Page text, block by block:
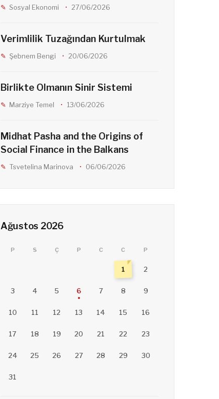
Sosyal Ekonomi 27/06/2026
Verimlilik Tuzağından Kurtulmak
Şebnem Bengi 20/06/2026
Birlikte Olmanın Sinir Sistemi
Marziye Temel 13/06/2026
Midhat Pasha and the Origins of
Social Finance in the Balkans
Tsvetelina Marinova 06/06/2026
Ağustos 2026
P S Ç P C C P
1 2
3 4 5 6 7 8 9
10 11 12 13 14 15 16
17 18 19 20 21 22 23
24 25 26 27 28 29 30
31